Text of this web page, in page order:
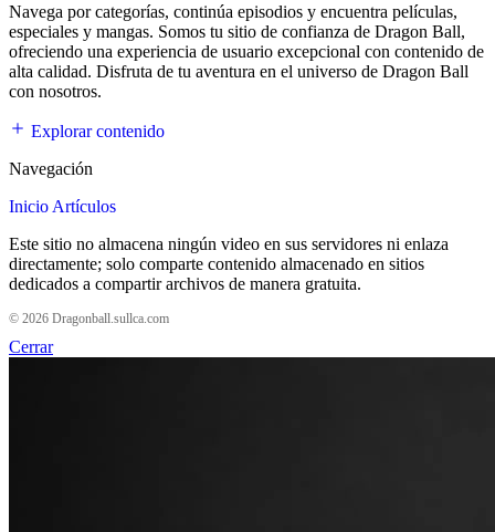
Navega por categorías, continúa episodios y encuentra películas,
especiales y mangas. Somos tu sitio de confianza de Dragon Ball,
ofreciendo una experiencia de usuario excepcional con contenido de
alta calidad. Disfruta de tu aventura en el universo de Dragon Ball
con nosotros.
Explorar contenido
Navegación
Inicio Artículos
Este sitio no almacena ningún video en sus servidores ni enlaza
directamente; solo comparte contenido almacenado en sitios
dedicados a compartir archivos de manera gratuita.
© 2026 Dragonball.sullca.com
Cerrar